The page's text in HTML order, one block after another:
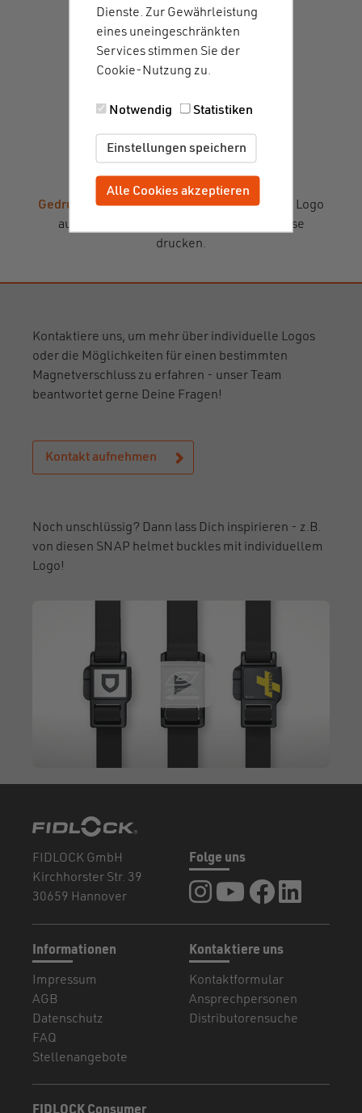
Gedrucktes Logo:Alternativ können wir Dein Logo
auf die meisten unserer Magnetverschlüsse
drucken.
Kontaktiere uns, um mehr über individuelle Logos
oder die Möglichkeiten für einen bestimmten
Magnetverschluss zu erfahren - unser Team
beantwortet gerne Deine Fragen!
Kontakt aufnehmen
Noch unschlüssig? Dann lass Dich inspirieren - z.B.
von diesen SNAP helmet buckles mit individuellem
Logo!
FIDLOCK GmbH
Kirchhorster Str. 39
30659 Hannover
Kontaktiere uns
Kontaktformular
Ansprechpersonen
Distributorensuche
Informationen
Impressum
AGB
Datenschutz
FAQ
Stellenangebote
Folge uns
FIDLOCK auf Instagram
FIDLOCK auf
FIDLOCK auf
Dienste. Zur Gewährleistung
eines uneingeschränkten
Services stimmen Sie der
Cookie-Nutzung zu.
Notwendig Statistiken
Einstellungen speichern
Alle Cookies akzeptieren
Zustimmung zurückziehen